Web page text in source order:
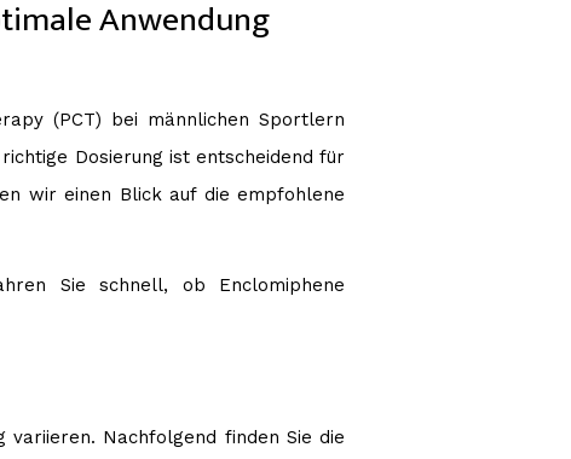
Anwendung
(PCT) bei männlichen Sportlern
Dosierung ist entscheidend für
wir einen Blick auf die empfohlene
Sie schnell, ob Enclomiphene
variieren. Nachfolgend finden Sie die